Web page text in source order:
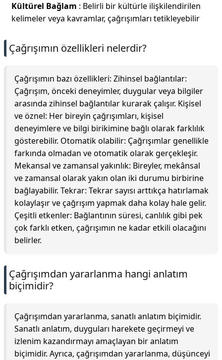
Kültürel Bağlam : Belirli bir kültürle ilişkilendirilen
kelimeler veya kavramlar, çağrışımları tetikleyebilir
Çağrışımın özellikleri nelerdir?
Çağrışımın bazı özellikleri: Zihinsel bağlantılar:
Çağrışım, önceki deneyimler, duygular veya bilgiler
arasında zihinsel bağlantılar kurarak çalışır. Kişisel
ve öznel: Her bireyin çağrışımları, kişisel
deneyimlere ve bilgi birikimine bağlı olarak farklılık
gösterebilir. Otomatik olabilir: Çağrışımlar genellikle
farkında olmadan ve otomatik olarak gerçekleşir.
Mekansal ve zamansal yakınlık: Bireyler, mekânsal
ve zamansal olarak yakın olan iki durumu birbirine
bağlayabilir. Tekrar: Tekrar sayısı arttıkça hatırlamak
kolaylaşır ve çağrışım yapmak daha kolay hale gelir.
Çeşitli etkenler: Bağlantının süresi, canlılık gibi pek
çok farklı etken, çağrışımın ne kadar etkili olacağını
belirler.
Çağrışımdan yararlanma hangi anlatım
biçimidir?
Çağrışımdan yararlanma, sanatlı anlatım biçimidir.
Sanatlı anlatım, duyguları harekete geçirmeyi ve
izlenim kazandırmayı amaçlayan bir anlatım
biçimidir. Ayrıca, çağrışımdan yararlanma, düşünceyi